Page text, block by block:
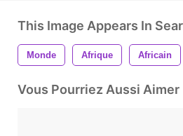
This Image Appears In
Monde Afrique Africain
Vous Pourriez Aussi Aimer